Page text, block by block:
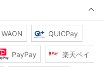
WAON QUICPay
PayPay 楽天ペイ